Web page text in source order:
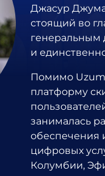
Джасур
стоящий во
генеральным
и
Помимо
платформу
занималась
обеспечения
цифровых
Колумбии,